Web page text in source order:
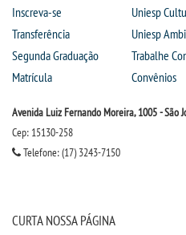
Inscreva-se
Transferência
Segunda Graduação
Matrícula
Uniesp
Uniesp
Trabalhe
Convênios
Avenida Luiz Fernando Moreira, 1005 - São
Cep: 15130-258
Telefone: (17) 3243-7150
CURTA NOSSA PÁGINA